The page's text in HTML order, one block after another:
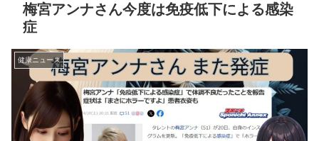
梅宮アンナさん今度は免疫低下による感染
症
健康ニュース